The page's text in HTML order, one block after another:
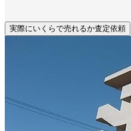
実際にいくらで売れるか査定依頼